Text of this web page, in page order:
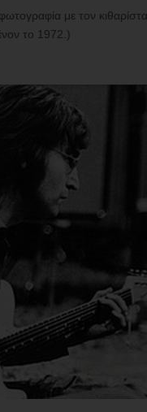
με τον
το 1972.)